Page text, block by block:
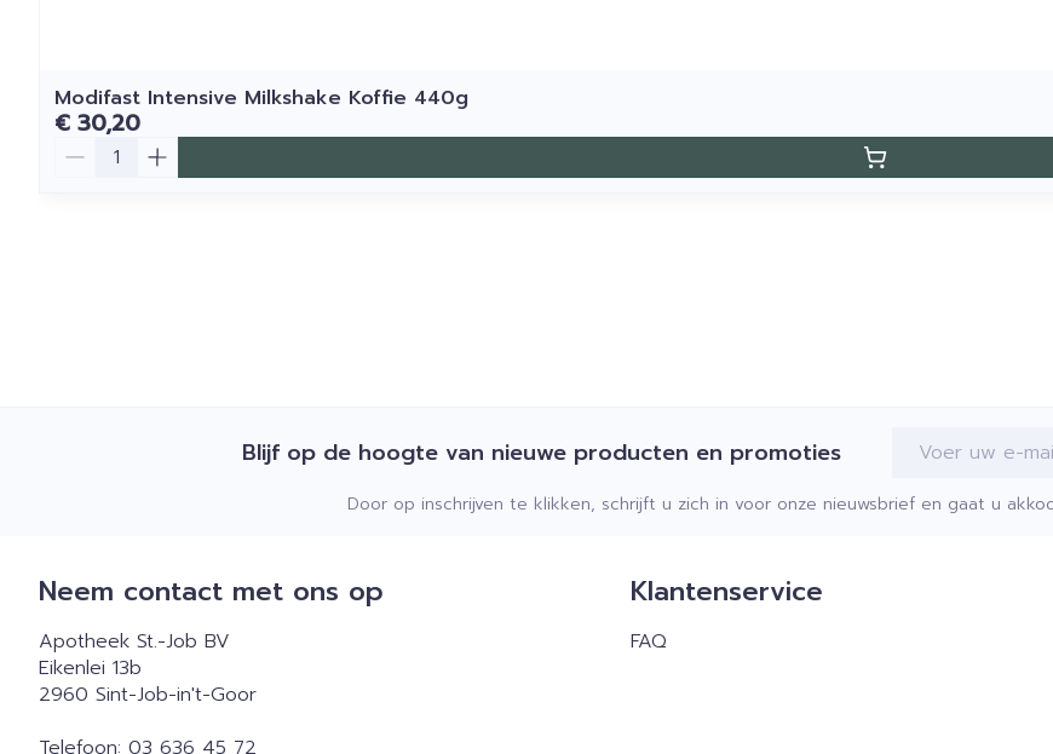
Modifast Intensive Milkshake Koffie 440g
€ 30,20
Aantal
Blijf op de hoogte van nieuwe producten en promoties E-mail adres
Door op inschrijven te klikken, schrijft u zich in voor onze nieuwsbrief en gaat u
Neem contact met ons op
Apotheek St.-Job BV
Eikenlei 13b
2960 Sint-Job-in't-Goor
Telefoon: 03 636 45 72
Klantenservice
FAQ